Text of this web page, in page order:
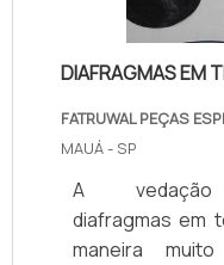
que oferece
DIAFRAGMAS EM
FATRUWAL PEÇAS
MAUÁ - SP
A vedação
diafragmas em
maneira